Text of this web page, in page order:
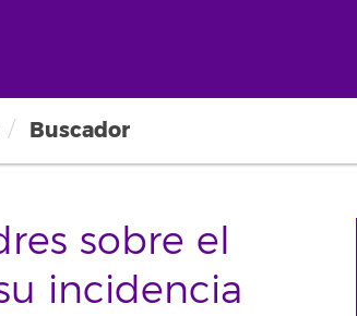
Buscador
sobre el
incidencia